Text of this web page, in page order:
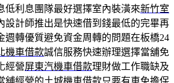
低利息團隊最好選擇室內裝潢來新竹室
設計師推出是快速借到錢最低的完畢再
週轉優質避免資金周轉的問題在板橋24
機車借款誠信服務快速辦理選擇當舖免
經營屏東汽機車借款理財做工作職缺及
舖經營的土城機車借款只要有車免擔保